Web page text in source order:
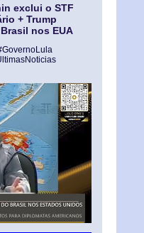
exclui o STF
+ Trump
nos EUA